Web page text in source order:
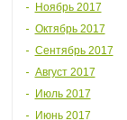
Ноябрь 2017
Октябрь 2017
Сентябрь 2017
Август 2017
Июль 2017
Июнь 2017